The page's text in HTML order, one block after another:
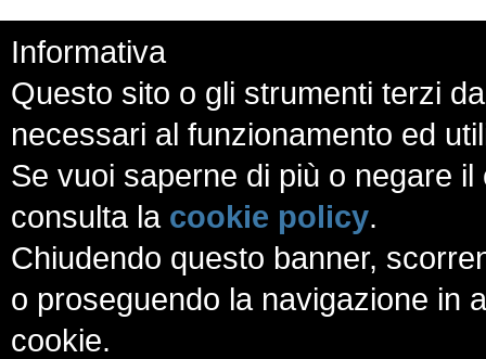
Informativa
Questo sito o gli strumenti terzi
necessari al funzionamento ed
Se vuoi saperne di più o negare
consulta la cookie policy.
Chiudendo questo banner,
o proseguendo la navigazione in
cookie.